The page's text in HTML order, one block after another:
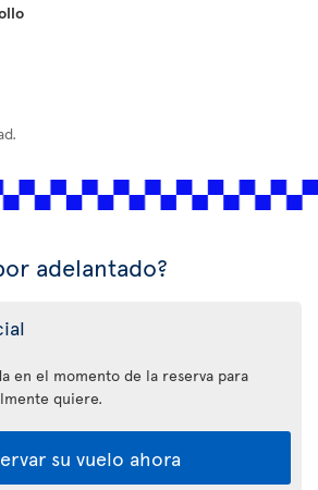
adelantado?
en el momento de la reserva para
quiere.
su vuelo ahora